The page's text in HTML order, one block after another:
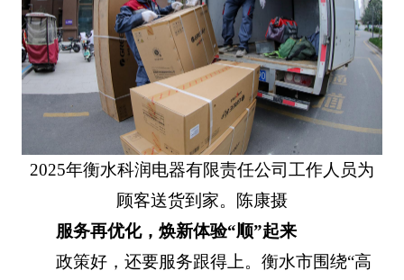
2025年衡水科润电器有限责任公司工作人员为
顾客送货到家。陈康摄
服务再优化，焕新体验“顺”起来
政策好，还要服务跟得上。衡水市围绕“高